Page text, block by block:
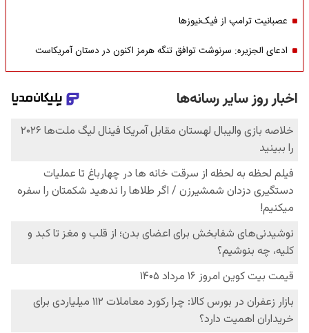
عصبانیت ترامپ از فیک‌نیوزها
ادعای الجزیره: سرنوشت توافق تنگه هرمز اکنون در دستان آمریکاست